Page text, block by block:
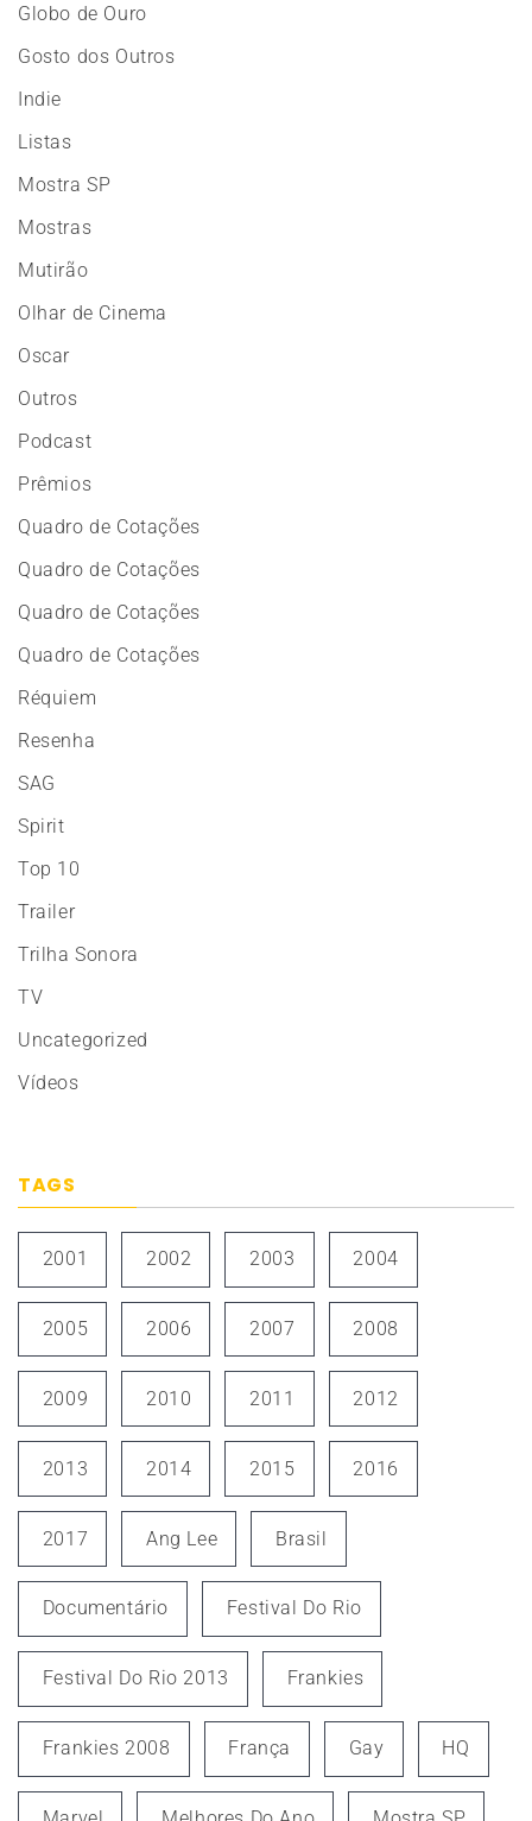
Globo de Ouro
Gosto dos Outros
Indie
Listas
Mostra SP
Mostras
Mutirão
Olhar de Cinema
Oscar
Outros
Podcast
Prêmios
Quadro de Cotações
Quadro de Cotações
Quadro de Cotações
Quadro de Cotações
Réquiem
Resenha
SAG
Spirit
Top 10
Trailer
Trilha Sonora
TV
Uncategorized
Vídeos
TAGS
2001 2002 2003 2004
2005 2006 2007 2008
2009 2010 2011 2012
2013 2014 2015 2016
2017 Ang Lee Brasil
Documentário Festival Do Rio
Festival Do Rio 2013 Frankies
Frankies 2008 França Gay HQ